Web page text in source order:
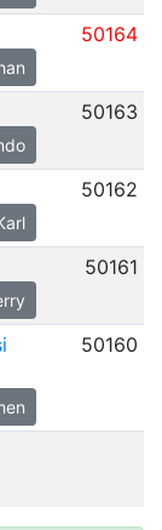
50164
50163
50162
50161
50160